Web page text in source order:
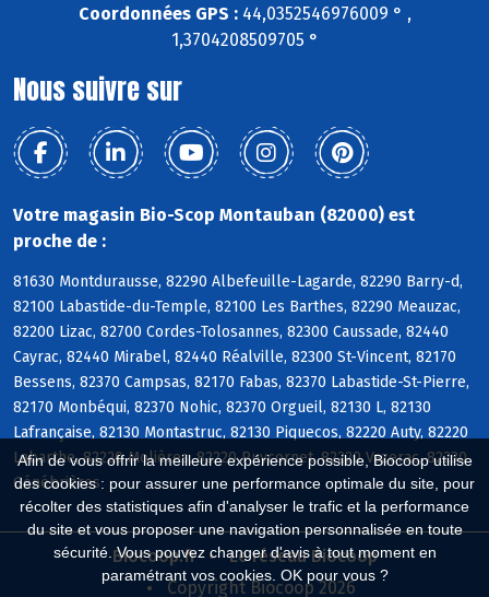
Afin de vous offrir la meilleure expérience possible, Biocoop utilise
des cookies : pour assurer une performance optimale du site, pour
récolter des statistiques afin d'analyser le trafic et la performance
du site et vous proposer une navigation personnalisée en toute
sécurité. Vous pouvez changer d'avis à tout moment en
paramétrant vos cookies. OK pour vous ?
Coordonnées GPS :44,0352546976009 ° ,
1,3704208509705 °
Nous suivre sur
Votre magasin Bio-Scop Montauban (82000) est
proche de :
81630 Montdurausse, 82290 Albefeuille-Lagarde, 82290 Barry-d,
82100 Labastide-du-Temple, 82100 Les Barthes, 82290 Meauzac,
82200 Lizac, 82700 Cordes-Tolosannes, 82300 Caussade, 82440
Cayrac, 82440 Mirabel, 82440 Réalville, 82300 St-Vincent, 82170
Bessens, 82370 Campsas, 82170 Fabas, 82370 Labastide-St-Pierre,
82170 Monbéqui, 82370 Nohic, 82370 Orgueil, 82130 L, 82130
Lafrançaise, 82130 Montastruc, 82130 Piquecos, 82220 Auty, 82220
Labarthe, 82220 Molières, 82220 Puycornet, 82220 Vazerac, 82230
Génébrières
Biocoop.fr
Le réseau Biocoop
Copyright Biocoop 2026